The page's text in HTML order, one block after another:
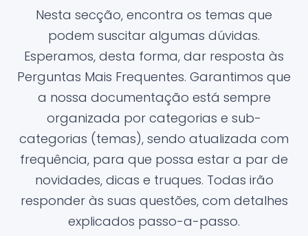
Nesta secção, encontra os temas que
podem suscitar algumas dúvidas.
Esperamos, desta forma, dar resposta às
Perguntas Mais Frequentes. Garantimos que
a nossa documentação está sempre
organizada por categorias e sub-
categorias (temas), sendo atualizada com
frequência, para que possa estar a par de
novidades, dicas e truques. Todas irão
responder às suas questões, com detalhes
explicados passo-a-passo.